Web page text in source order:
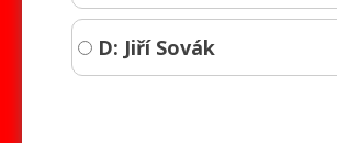
D: Jiří Sovák